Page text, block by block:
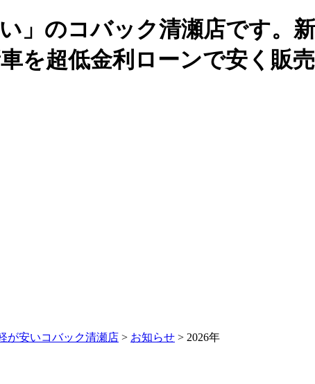
」のコバック清瀬店です。
を超低金利ローンで安く販売
が安いコバック清瀬店 > お知らせ > 2026年